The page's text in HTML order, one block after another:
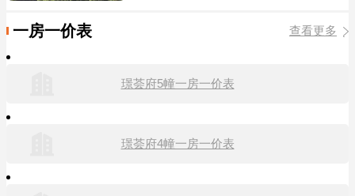
一房一价表 查看更多
璟荟府5幢一房一价表
璟荟府4幢一房一价表